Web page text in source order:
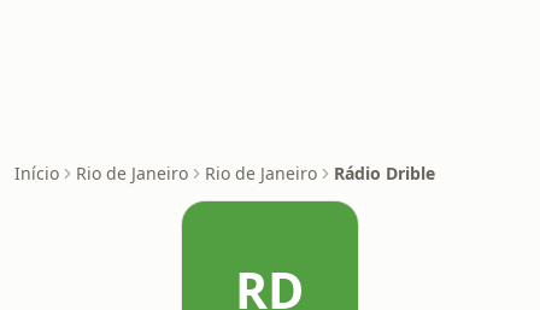
Início Rio de Janeiro Rio de Janeiro Rádio Drible
RD